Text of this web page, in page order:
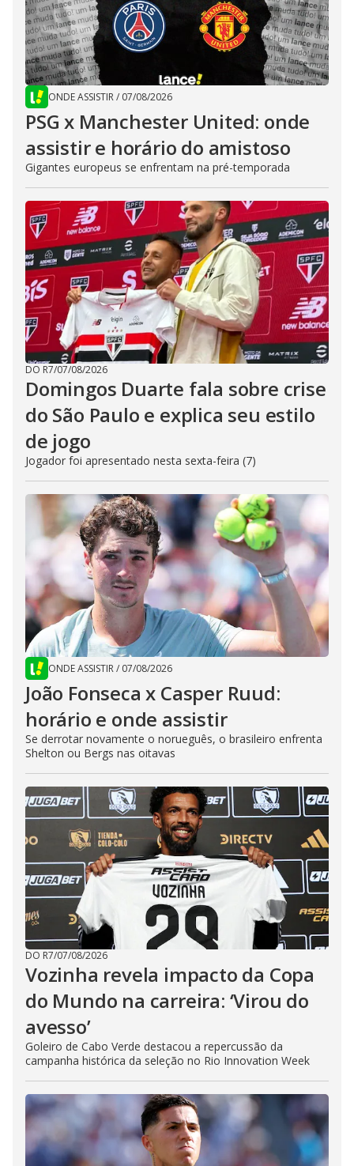
ONDE ASSISTIR/ 07/08/2026
PSG x Manchester United: onde
assistir e horário do amistoso
Gigantes europeus se enfrentam na pré-temporada
DO R7/07/08/2026
Domingos Duarte fala sobre crise
do São Paulo e explica seu estilo
de jogo
Jogador foi apresentado nesta sexta-feira (7)
ONDE ASSISTIR/ 07/08/2026
João Fonseca x Casper Ruud:
horário e onde assistir
Se derrotar novamente o norueguês, o brasileiro enfrenta
Shelton ou Bergs nas oitavas
DO R7/07/08/2026
Vozinha revela impacto da Copa
do Mundo na carreira: ‘Virou do
avesso’
Goleiro de Cabo Verde destacou a repercussão da
campanha histórica da seleção no Rio Innovation Week